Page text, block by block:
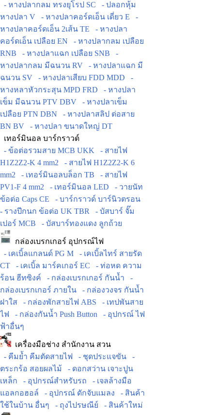
- หางปลากลม ทรงยุโรป SC
- ปลอกหุ้ม
หางปลา V
- หางปลาคอร์ดเอ็น เดี่ยว E
-
หางปลาคอร์ดเอ็น 2เส้น TE
- หางปลา
คอร์ดเอ็น เปลือย EN
- หางปลากลม เปลือย
RNB
- หางปลาแฉก เปลือย SNB
-
หางปลากลม มีฉนวน RV
- หางปลาแฉก มี
ฉนวน SV
- หางปลาเสียบ FDD MDD
-
หางหลาหัวกระสุน MPD FRD
- หางปลา
เข็ม มีฉนวน PTV DBV
- หางปลาเข็ม
เปลือย PTN DBN
- หางปลาสลิป ต่อสาย
BN BV
- หางปลา ขนาดใหญ่ DT
เทอร์มินอล บาร์กราวด์
- ข้อต่อรวมสาย MCB UKK
- สายไฟ
H1Z2Z2-K 4 mm2
- สายไฟ H1Z2Z2-K 6
mm2
- เทอร์มินอลบล็อก TB
- สายไฟ
PV1-F 4 mm2
- เทอร์มินอล LED
- วายนัท
ข้อต่อ Caps CE
- บาร์กราวด์ บาร์นิวตรอน
- รางปีกนก ข้อต่อ UK TBR
- บัสบาร์ จั๊ม
เปอร์ MCB
- บัสบาร์ทองแดง ลูกถ้วย
กล่องเบรกเกอร์ อุปกรณ์ไฟ
- เคเบิ้ลแกลนด์ PG M
- เคเบิ้ลไทร์ สายรัด
CT
- เคเบิ้ล มาร์คเกอร์ EC
- ท่อหด ความ
ร้อน ฮีทซิงค์
- กล่องเบรกเกอร์ กันน้ำ
-
กล่องเบรกเกอร์ ภายใน
- กล่องวงจร กันน้ำ
ฝาใส
- กล่องพักสายไฟ ABS
- เทปพันสาย
ไฟ
- กล่องกันน้ำ Push Button
- อุปกรณ์ ไฟ
ฟ้าอื่นๆ
เครื่องมือช่าง สำนักงาน สวน
- คีมย้ำ คีมตัดสายไฟ
- ชุดประแจขัน
-
ตระกร้อ สอยผลไม้
- ดอกสว่าน เจาะปูน
เหล็ก
- อุปกรณ์สำหรับรถ
- เจลล้างมือ
แอลกอฮอล์
- อุปกรณ์ ดักจับแมลง
- สินค้า
ใช้ในบ้าน อื่นๆ
- ถุงไปรษณีย์ - สินค้าใหม่